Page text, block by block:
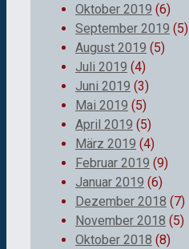
Oktober 2019 (6)
September 2019 (5)
August 2019 (5)
Juli 2019 (4)
Juni 2019 (3)
Mai 2019 (5)
April 2019 (5)
März 2019 (4)
Februar 2019 (9)
Januar 2019 (6)
Dezember 2018 (7)
November 2018 (5)
Oktober 2018 (8)